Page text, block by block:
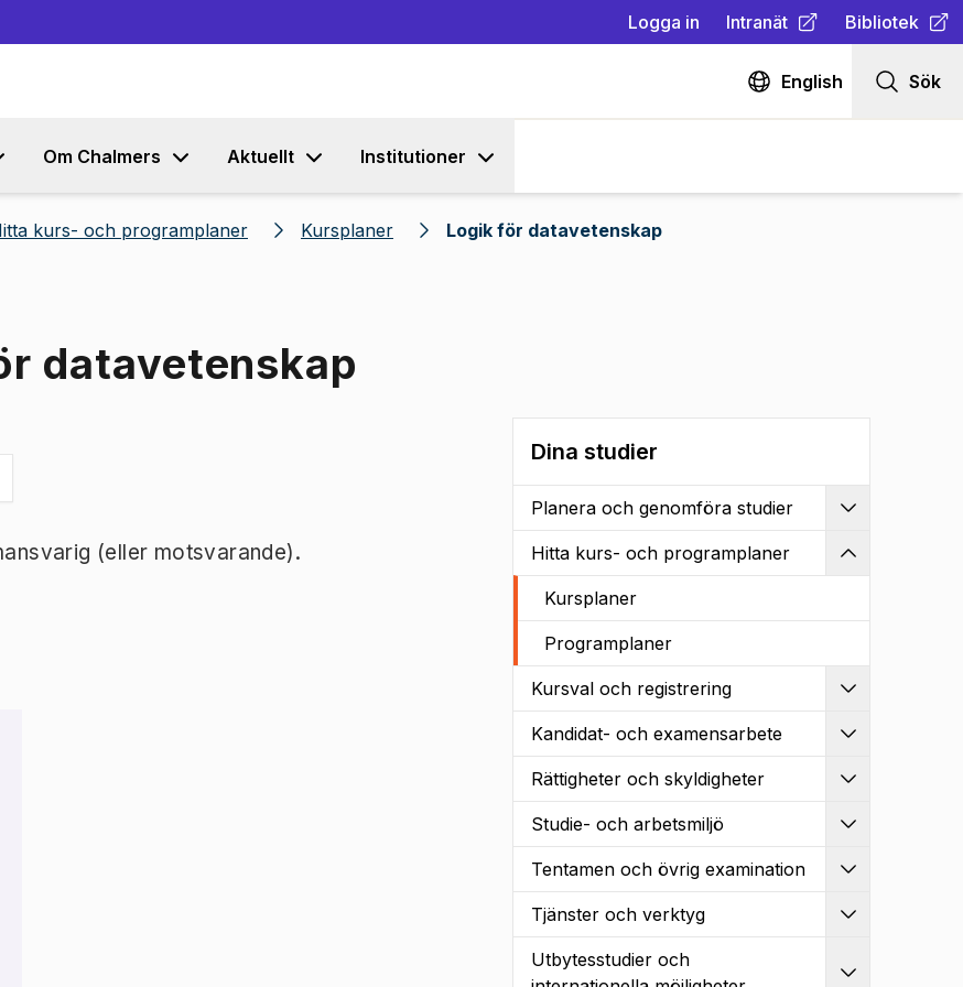
Logga in Intranät
(Öppnas i ny flik)
Bibliotek
(Öppnas i ny
English Sök
Om Chalmers Aktuellt Institutioner
kurs- och programplaner Kursplaner Logik för datavetenskap
datavetenskap
(eller motsvarande).
Dina studier
Planera och genomföra studier
Hitta kurs- och programplaner
Kursplaner
Programplaner
Kursval och registrering
Kandidat- och examensarbete
Rättigheter och skyldigheter
Studie- och arbetsmiljö
Tentamen och övrig examination
Tjänster och verktyg
Utbytesstudier och